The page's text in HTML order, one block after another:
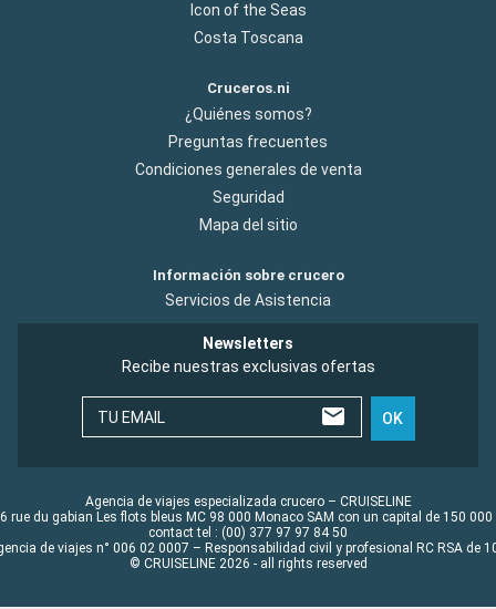
Icon of the Seas
Costa Toscana
Cruceros.ni
¿Quiénes somos?
Preguntas frecuentes
Condiciones generales de venta
Seguridad
Mapa del sitio
Información sobre crucero
Servicios de Asistencia
Newsletters
Recibe nuestras exclusivas ofertas
TU EMAIL OK
Agencia de viajes especializada crucero – CRUISELINE
rue du gabian Les flots bleus MC 98 000 Monaco SAM con un capital de 150 000
contact tel : (00) 377 97 97 84 50
de viajes n° 006 02 0007 – Responsabilidad civil y profesional RC RSA de
© CRUISELINE 2026 - all rights reserved